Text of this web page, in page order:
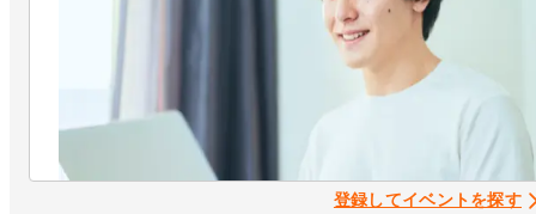
登録してイベントを探す